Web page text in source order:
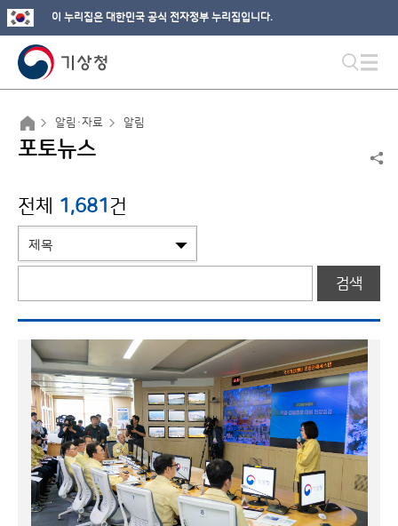
이 누리집은 대한민국 공식 전자정부 누리집입니다.
알림·자료 알림
포토뉴스
전체 1,681건
검색